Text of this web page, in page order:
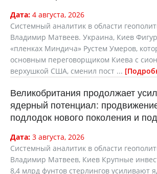
Дата: 4 августа, 2026
Системный аналитик в области
Владимир Матвеев. Украина, Киев
«пленках Миндича» Рустем Умеров,
основным переговорщиком Киева с
верхушкой США, сменил пост ...
Великобритания продолжает
ядерный потенциал:
подлодок нового поколения и
Дата: 3 августа, 2026
Системный аналитик в области
Владимир Матвеев, Киев Крупные
8,4 млрд фунтов стерлингов усиливают